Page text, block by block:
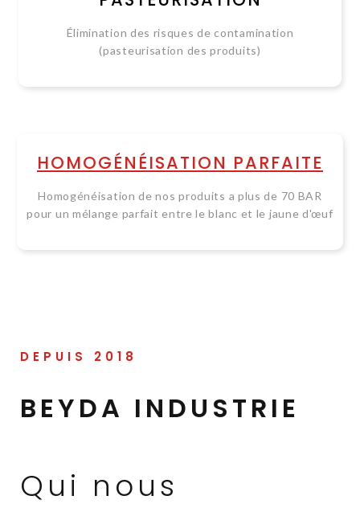
Élimination des risques de contamination
(pasteurisation des produits)
HOMOGÉNÉISATION PARFAITE
Homogénéisation de nos produits a plus de 70 BAR
pour un mélange parfait entre le blanc et le jaune d'œuf
DEPUIS 2018
BEYDA INDUSTRIE
Qui nous